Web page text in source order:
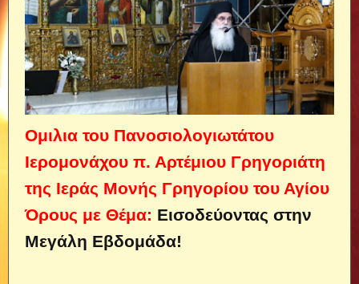
Ομιλια του Πανοσιολογιωτάτου
Ιερομονάχου π. Αρτέμιου Γρηγοριάτη
της Ιεράς Μονής Γρηγορίου του Αγίου
Όρους με Θέμα: Εισοδεύοντας στην
Μεγάλη Εβδομάδα!